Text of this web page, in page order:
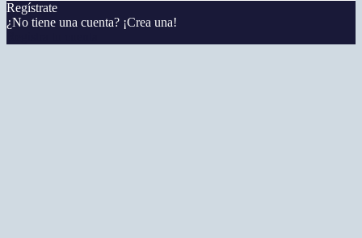
Regístrate
¿No tiene una cuenta? ¡Crea una!